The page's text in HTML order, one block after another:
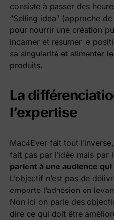
consiste à passer des
“Selling idea” (approche
pour nourrir une création
incarner et résumer le
sa singularité et alimenter
produits.
La
l’expertise
Mac4Ever fait tout
fait pas par l’idée mais par
parlent à une audience
L’objectif n’est pas de
emporte l’adhésion en
Non ici on parle des
dire ce qui doit être